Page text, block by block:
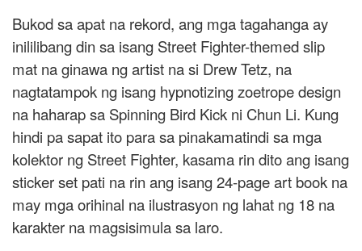
Bukod sa apat na rekord, ang mga tagahanga ay
inililibang din sa isang Street Fighter-themed slip
mat na ginawa ng artist na si Drew Tetz, na
nagtatampok ng isang hypnotizing zoetrope design
na haharap sa Spinning Bird Kick ni Chun Li. Kung
hindi pa sapat ito para sa pinakamatindi sa mga
kolektor ng Street Fighter, kasama rin dito ang isang
sticker set pati na rin ang isang 24-page art book na
may mga orihinal na ilustrasyon ng lahat ng 18 na
karakter na magsisimula sa laro.